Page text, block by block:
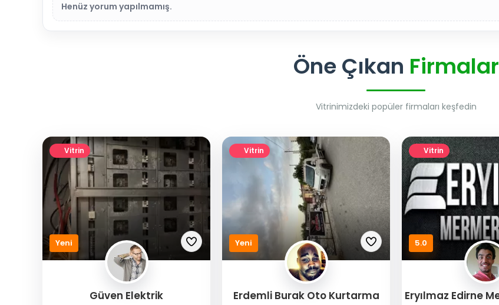
Henüz yorum yapılmamış.
Öne Çıkan Firmalar
Vitrinimizdeki popüler firmaları keşfedin
Vitrin
Yeni
Güven Elektrik
Vitrin
Yeni
Erdemli Burak Oto Kurtarma
Vitrin
5.0